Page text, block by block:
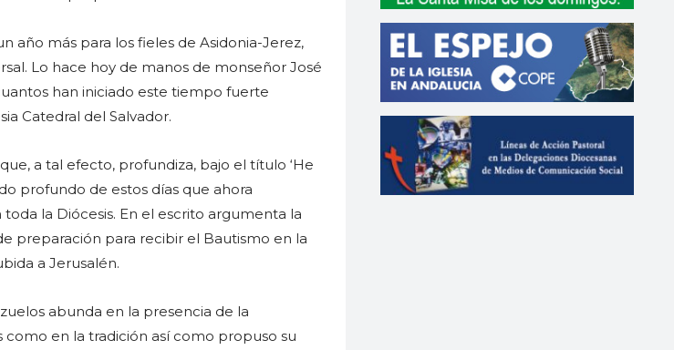
año más para los fieles de Asidonia-Jerez,
Lo hace hoy de manos de monseñor José
han iniciado este tiempo fuerte
Catedral del Salvador.
a tal efecto, profundiza, bajo el título ‘He
profundo de estos días que ahora
la Diócesis. En el escrito argumenta la
preparación para recibir el Bautismo en la
a Jerusalén.
abunda en la presencia de la
como en la tradición así como propuso su